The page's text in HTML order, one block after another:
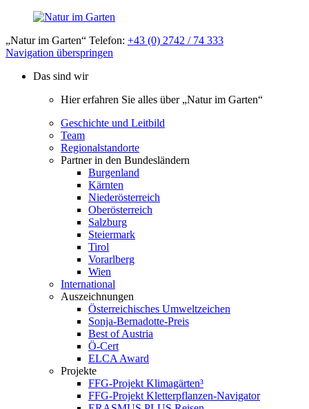
„Natur im Garten“ Telefon: +43 (0) 2742 / 74 333
Navigation überspringen
Das sind wir
Hier erfahren Sie alles über „Natur im Garten“
Geschichte und Leitbild
Team
Regionalstandorte
Partner in den Bundesländern
Burgenland
Kärnten
Niederösterreich
Oberösterreich
Salzburg
Steiermark
Tirol
Vorarlberg
Wien
International
Auszeichnungen
Österreichisches Umweltzeichen
Sonja-Bernadotte-Preis
Best of Austria
Ö-Cert
ELCA Award
Projekte
FFG-Projekt Klimagärten³
FFG-Projekt Kletterpflanzen-Navigator